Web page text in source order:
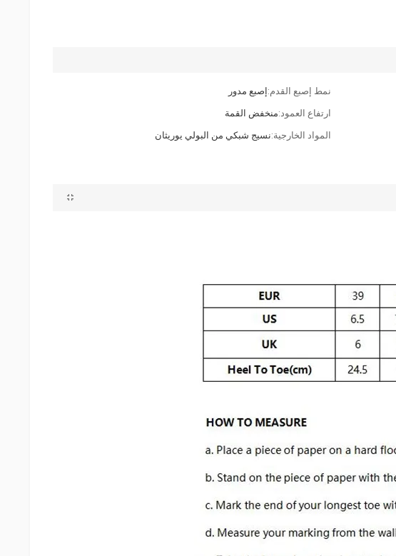
نمط إصبع القدم:إصبع مدور
ارتفاع العمود:منخفض القمة
المواد الخارجية:نسيج شبكي من البولي يوريثان